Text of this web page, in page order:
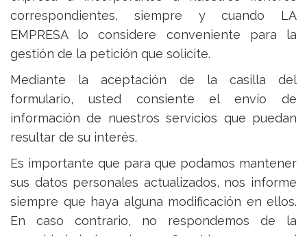
correspondientes, siempre y cuando LA
EMPRESA lo considere conveniente para la
gestión de la petición que solicite.
Mediante la aceptación de la casilla del
formulario, usted consiente el envío de
información de nuestros servicios que puedan
resultar de su interés.
Es importante que para que podamos mantener
sus datos personales actualizados, nos informe
siempre que haya alguna modificación en ellos.
En caso contrario, no respondemos de la